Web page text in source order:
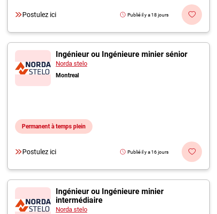
Postulez ici Publié il y a 18 jours
Ingénieur ou Ingénieure minier sénior
Norda stelo
Montreal
Permanent à temps plein
Postulez ici Publié il y a 16 jours
Ingénieur ou Ingénieure minier
intermédiaire
Norda stelo